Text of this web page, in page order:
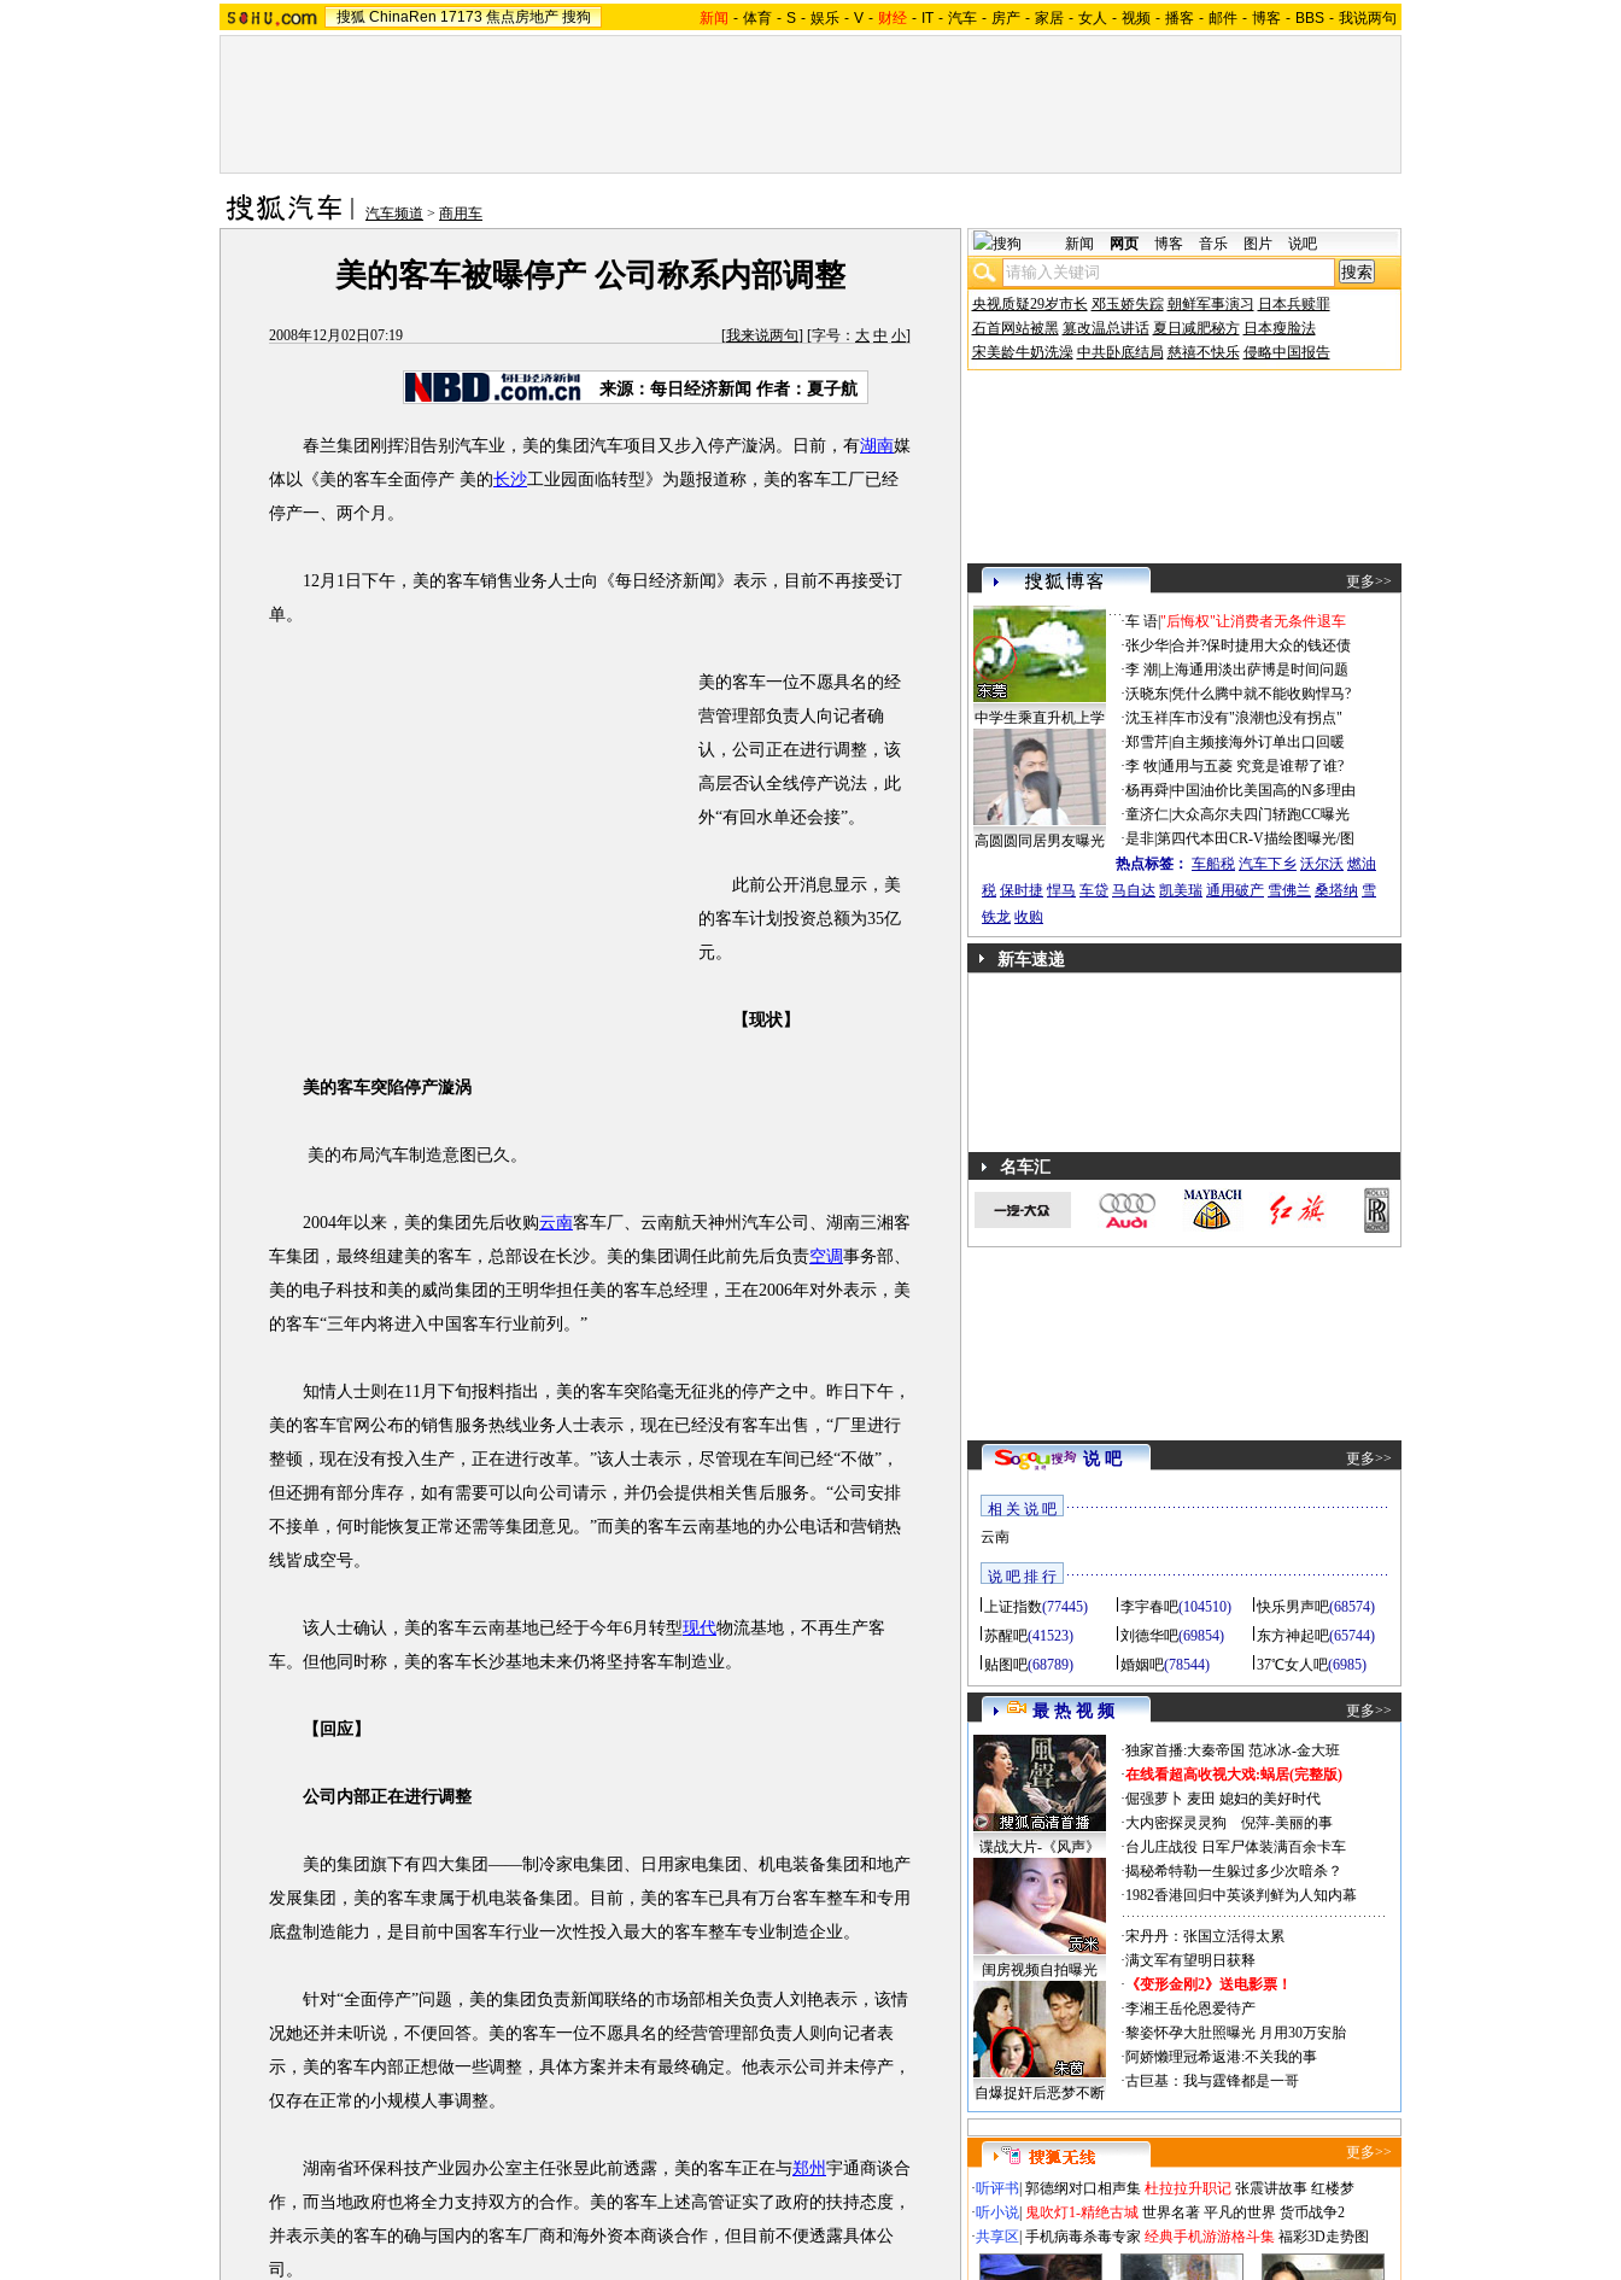
搜狐 ChinaRen 17173 焦点房地产 搜狗 新闻 - 体育 - S - 娱乐 - V - 财经 - IT - 汽车 - 房产 - 家居 - 女人 - 视频 - 播客 - 邮件 - 博客 - BBS - 我说两句
汽车频道 > 商用车
美的客车被曝停产 公司称系内部调整
2008年12月02日07:19 [我来说两句] [字号： 大 中 小]
来源：每日经济新闻 作者：夏子航
春兰集团刚挥泪告别汽车业，美的集团汽车项目又步入停产漩涡。日前，有湖南媒
体以《美的客车全面停产 美的长沙工业园面临转型》为题报道称，美的客车工厂已经
停产一、两个月。
12月1日下午，美的客车销售业务人士向《每日经济新闻》表示，目前不再接受订
单。
美的客车一位不愿具名的经
营管理部负责人向记者确
认，公司正在进行调整，该
高层否认全线停产说法，此
外“有回水单还会接”。
此前公开消息显示，美
的客车计划投资总额为35亿
元。
【现状】
美的客车突陷停产漩涡
美的布局汽车制造意图已久。
2004年以来，美的集团先后收购云南客车厂、云南航天神州汽车公司、湖南三湘客
车集团，最终组建美的客车，总部设在长沙。美的集团调任此前先后负责空调事务部、
美的电子科技和美的威尚集团的王明华担任美的客车总经理，王在2006年对外表示，美
的客车“三年内将进入中国客车行业前列。”
知情人士则在11月下旬报料指出，美的客车突陷毫无征兆的停产之中。昨日下午，
美的客车官网公布的销售服务热线业务人士表示，现在已经没有客车出售，“厂里进行
整顿，现在没有投入生产，正在进行改革。”该人士表示，尽管现在车间已经“不做”，
但还拥有部分库存，如有需要可以向公司请示，并仍会提供相关售后服务。“公司安排
不接单，何时能恢复正常还需等集团意见。”而美的客车云南基地的办公电话和营销热
线皆成空号。
该人士确认，美的客车云南基地已经于今年6月转型现代物流基地，不再生产客
车。但他同时称，美的客车长沙基地未来仍将坚持客车制造业。
【回应】
公司内部正在进行调整
美的集团旗下有四大集团——制冷家电集团、日用家电集团、机电装备集团和地产
发展集团，美的客车隶属于机电装备集团。目前，美的客车已具有万台客车整车和专用
底盘制造能力，是目前中国客车行业一次性投入最大的客车整车专业制造企业。
针对“全面停产”问题，美的集团负责新闻联络的市场部相关负责人刘艳表示，该情
况她还并未听说，不便回答。美的客车一位不愿具名的经营管理部负责人则向记者表
示，美的客车内部正想做一些调整，具体方案并未有最终确定。他表示公司并未停产，
仅存在正常的小规模人事调整。
湖南省环保科技产业园办公室主任张昱此前透露，美的客车正在与郑州 宇通商谈合
作，而当地政府也将全力支持双方的合作。美的客车上述高管证实了政府的扶持态度，
并表示美的客车的确与国内的客车厂商和海外资本商谈合作，但目前不便透露具体公
司。
新闻 网页 博客 音乐 图片 说吧
央视质疑29岁市长 邓玉娇失踪 朝鲜军事演习 日本兵赎罪
石首网站被黑 篡改温总讲话 夏日减肥秘方 日本瘦脸法
宋美龄牛奶洗澡 中共卧底结局 慈禧不快乐 侵略中国报告
更多>>
中学生乘直升机上学
高圆圆同居男友曝光
·车 语|"后悔权"让消费者无条件退车
·张少华|合并?保时捷用大众的钱还债
·李 潮 上海通用淡出萨博是时间问题
·沃晓东|凭什么腾中就不能收购悍马?
·沈玉祥|车市没有"浪潮也没有拐点"
·郑雪芹| 自主频接海外订单出口回暖
·李 牧|通用与五菱 究竟是谁帮了谁?
·杨再舜|中国油价比美国高的N多理由
·童济仁|大众高尔夫四门轿跑CC曝光
·是非|第四代本田CR-V描绘图曝光/图
热点标签： 车船税 汽车下乡 沃尔沃 燃油
税 保时捷 悍马 车贷 马自达 凯美瑞 通用破产 雪佛兰 桑塔纳 雪
铁龙 收购
新车速递
名车汇
说 吧 更多>>
相 关 说 吧
云南
说 吧 排 行
上证指数(77445) 李宇春吧(104510) 快乐男声吧(68574)
苏醒吧(41523) 刘德华吧(69854) 东方神起吧(65744)
贴图吧(68789) 婚姻吧(78544) 37℃女人吧(6985)
最 热 视 频 更多>>
谍战大片-《风声》
闺房视频自拍曝光
自爆捉奸后恶梦不断
·独家首播:大秦帝国 范冰冰-金大班
·在线看超高收视大戏:蜗居(完整版)
·倔强萝卜 麦田 媳妇的美好时代
·大内密探灵灵狗
倪萍-美丽的事
·台儿庄战役 日军尸体装满百余卡车
·揭秘希特勒一生躲过多少次暗杀？
·1982香港回归中英谈判鲜为人知内幕
·宋丹丹：张国立活得太累
·满文军有望明日获释
· 《变形金刚2》送电影票！
·李湘王岳伦恩爱待产
·黎姿怀孕大肚照曝光 月用30万安胎
·阿娇懒理冠希返港:不关我的事
·古巨基：我与霆锋都是一哥
更多>>
·听评书 郭德纲对口相声集 杜拉拉升职记 张震讲故事 红楼梦
·听小说 鬼吹灯1-精绝古城 世界名著 平凡的世界 货币战争2
·共享区 手机病毒杀毒专家 经典手机游游格斗集 福彩3D走势图